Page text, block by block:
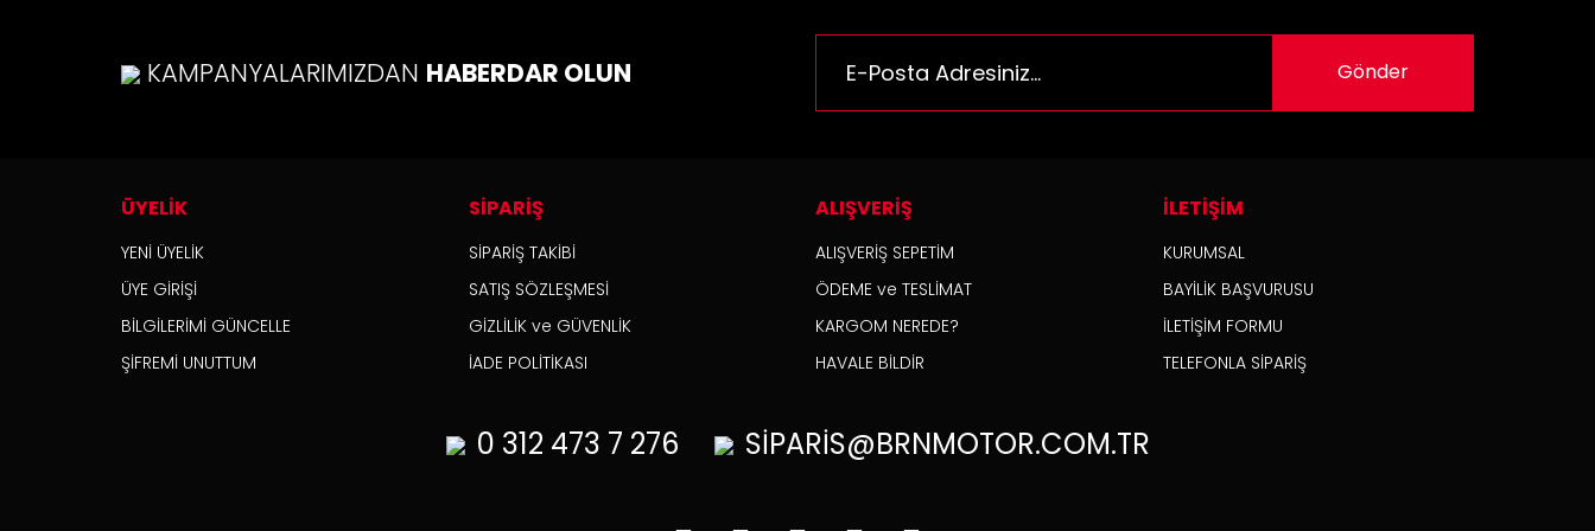
Honda Cbr 600RR 1000RR Ön ve Arka Sehpa Turuncu
Honda Cbr 600RR 1000RR Ön ve Arka Sehpa Mavi
KAMPANYALARIMIZDAN HABERDAR OLUN Gönder
ÜYELİK
YENİ ÜYELİK
ÜYE GİRİŞİ
BİLGİLERİMİ GÜNCELLE
ŞİFREMİ UNUTTUM
SİPARİŞ
SİPARİŞ TAKİBİ
SATIŞ SÖZLEŞMESİ
GİZLİLİK ve GÜVENLİK
İADE POLİTİKASI
ALIŞVERİŞ
ALIŞVERİŞ SEPETİM
ÖDEME ve TESLİMAT
KARGOM NEREDE?
HAVALE BİLDİR
İLETİŞİM
KURUMSAL
BAYİLİK BAŞVURUSU
İLETİŞİM FORMU
TELEFONLA SİPARİŞ
0 312 473 7 276 SİPARİS@BRNMOTOR.COM.TR